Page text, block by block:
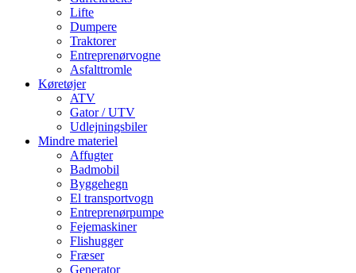
Lifte
Dumpere
Traktorer
Entreprenørvogne
Asfalttromle
Køretøjer
ATV
Gator / UTV
Udlejningsbiler
Mindre materiel
Affugter
Badmobil
Byggehegn
El transportvogn
Entreprenørpumpe
Fejemaskiner
Flishugger
Fræser
Generator